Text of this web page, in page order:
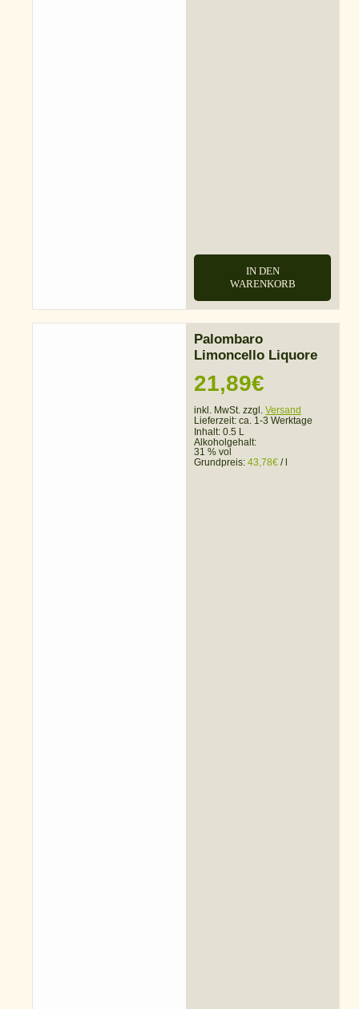
IN DEN
WARENKORB
Palombaro
Limoncello Liquore
21,89€
inkl. MwSt. zzgl. Versand
Lieferzeit: ca. 1-3 Werktage
Inhalt: 0.5 L
Alkoholgehalt:
31 % vol
Grundpreis: 43,78€ /